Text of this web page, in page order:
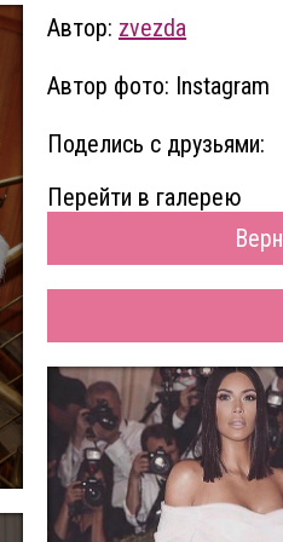
Автор: zvezda
Автор фото: Instagram
Поделись с друзьями:
Перейти в галерею